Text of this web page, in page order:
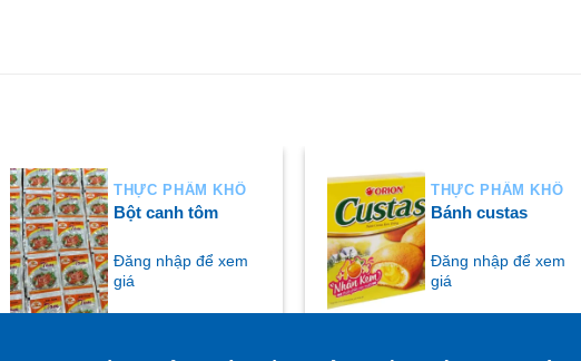
THỰC PHẨM KHÔ
Bột canh tôm
Đăng nhập để xem
giá
THỰC PHẨM KHÔ
Bánh custas
Đăng nhập để xem
giá